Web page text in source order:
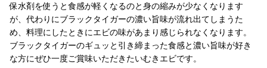
保水剤を使うと食感が軽くなるのと身の縮みが少なくなります
が、代わりにブラックタイガーの濃い旨味が流れ出てしまうた
め、料理にしたときにエビの味があまり感じられなくなります。
ブラックタイガーのギュッと引き締まった食感と濃い旨味が好き
な方にぜひ一度ご賞味いただきたいむきエビです。